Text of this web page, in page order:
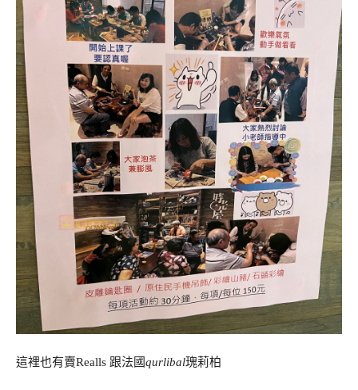
這裡也有賣Realls 跟法國qurlibal瑰莉柏